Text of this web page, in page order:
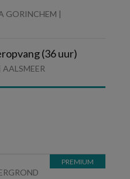
GORINCHEM |
(36 uur)